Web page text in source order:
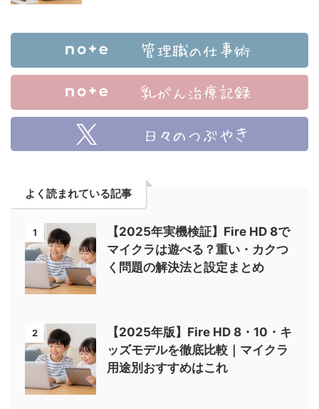
よく読まれている記事
1
【2025年実機検証】Fire HD 8で
マイクラは遊べる？重い・カクつ
く問題の解決法と設定まとめ
2
【2025年版】Fire HD 8・10・キ
ッズモデルを徹底比較｜マイクラ
用途別おすすめはこれ